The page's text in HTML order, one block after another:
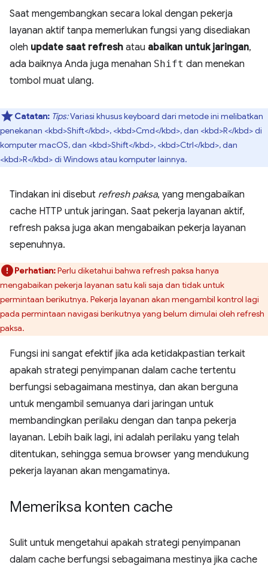
Saat mengembangkan secara lokal dengan pekerja
layanan aktif tanpa memerlukan fungsi yang disediakan
oleh update saat refresh atau abaikan untuk jaringan,
ada baiknya Anda juga menahan Shift dan menekan
tombol muat ulang.
Catatan: Tips:Variasi khusus keyboard dari metode ini melibatkan
penekanan <kbd>Shift</kbd>, <kbd>Cmd</kbd>, dan <kbd>R</kbd> di
komputer macOS, dan <kbd>Shift</kbd>, <kbd>Ctrl</kbd>, dan
<kbd>R</kbd> di Windows atau komputer lainnya.
Tindakan ini disebut refresh paksa, yang mengabaikan
cache HTTP untuk jaringan. Saat pekerja layanan aktif,
refresh paksa juga akan mengabaikan pekerja layanan
sepenuhnya.
Perhatian:Perlu diketahui bahwa refresh paksa hanya
mengabaikan pekerja layanan satu kali saja dan tidak untuk
permintaan berikutnya. Pekerja layanan akan mengambil kontrol lagi
pada permintaan navigasi berikutnya yang belum dimulai oleh refresh
paksa.
Fungsi ini sangat efektif jika ada ketidakpastian terkait
apakah strategi penyimpanan dalam cache tertentu
berfungsi sebagaimana mestinya, dan akan berguna
untuk mengambil semuanya dari jaringan untuk
membandingkan perilaku dengan dan tanpa pekerja
layanan. Lebih baik lagi, ini adalah perilaku yang telah
ditentukan, sehingga semua browser yang mendukung
pekerja layanan akan mengamatinya.
Memeriksa konten cache
Sulit untuk mengetahui apakah strategi penyimpanan
dalam cache berfungsi sebagaimana mestinya jika cache